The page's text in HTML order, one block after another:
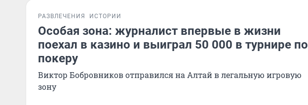
РАЗВЛЕЧЕНИЯ ИСТОРИИ
Особая зона: журналист впервые в жизни
поехал в казино и выиграл 50 000 в турнире по
покеру
Виктор Бобровников отправился на Алтай в легальную игровую
зону